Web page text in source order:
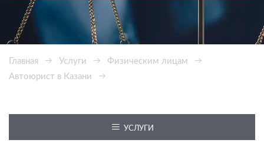
Главная Услуги
Физическим лицам
Автоюрист в Казани
УСЛУГИ